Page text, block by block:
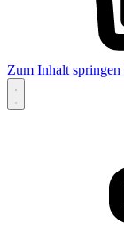
Zum Inhalt springen